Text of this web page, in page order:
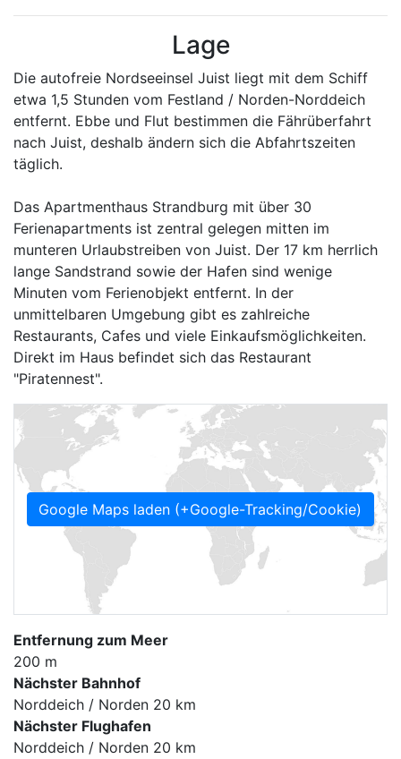
Lage
Die autofreie Nordseeinsel Juist liegt mit dem Schiff
etwa 1,5 Stunden vom Festland / Norden-Norddeich
entfernt. Ebbe und Flut bestimmen die Fährüberfahrt
nach Juist, deshalb ändern sich die Abfahrtszeiten
täglich.
Das Apartmenthaus Strandburg mit über 30
Ferienapartments ist zentral gelegen mitten im
munteren Urlaubstreiben von Juist. Der 17 km herrlich
lange Sandstrand sowie der Hafen sind wenige
Minuten vom Ferienobjekt entfernt. In der
unmittelbaren Umgebung gibt es zahlreiche
Restaurants, Cafes und viele Einkaufsmöglichkeiten.
Direkt im Haus befindet sich das Restaurant
"Piratennest".
Google Maps laden (+Google-Tracking/Cookie)
Entfernung zum Meer
200 m
Nächster Bahnhof
Norddeich / Norden 20 km
Nächster Flughafen
Norddeich / Norden 20 km